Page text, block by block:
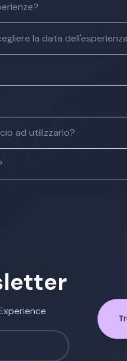
la data
ad utilizzarlo?